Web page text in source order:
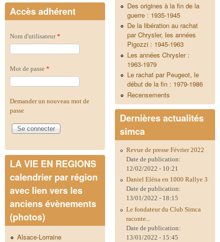
Accès adhérent
Nom d'utilisateur*
Mot de passe *
Demander un nouveau mot de
passe
LA VIE EN REGIONS
calendrier par région
avec lien vers les
anciens évènements
(photos)
Alsace-Lorraine
Des origines à la fin de la
guerre : 1935-1945
De la libération au rachat
par Chrysler, les années
Pigozzi : 1945-1963
Les années Chrysler :
1963-1979
Le rachat par Peugeot, le
début de la fin : 1979-1986
Recensements
Dernières actualités
simca
Revue de presse Février 2022
Date de publication:
12/02/2022 - 10:21
Daniel Eléna en 1000 Rallye 3
Date de publication:
13/01/2022 - 18:15
Le fondateur du Club Simca
raconte...
Date de publication:
13/01/2022 - 15:45